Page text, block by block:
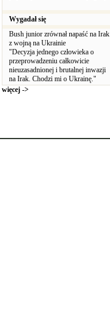
Wygadał się
Bush junior zrównał napaść na Irak
z wojną na Ukrainie
"Decyzja jednego człowieka o
przeprowadzeniu całkowicie
nieuzasadnionej i brutalnej inwazji
na Irak. Chodzi mi o Ukrainę."
więcej ->